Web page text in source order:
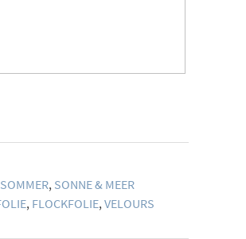
SOMMER, SONNE & MEER
, FLOCKFOLIE, VELOURS